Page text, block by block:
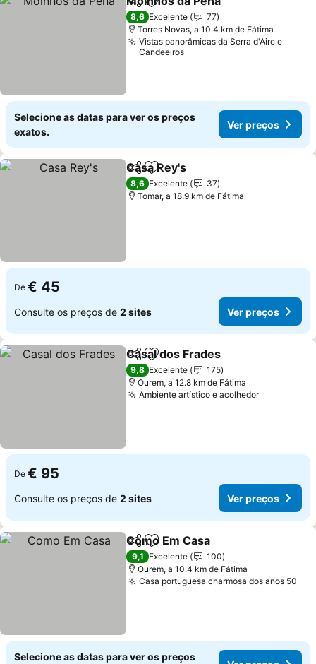
PartilharAdicionar aos favoritos
8,6 Excelente
77
Torres Novas, a 10.4 km de Fátima
Vistas panorâmicas da Serra d'Aire e
Candeeiros
Selecione as datas para ver os preços
exatos.
Ver preços
PartilharAdicionar aos favoritos
Casa Rey's
8,6 Excelente
37
Tomar, a 18.9 km de Fátima
De € 45
Consulte os preços de 2 sites Ver preços
PartilharAdicionar aos favoritos
Casal dos Frades
9,8 Excelente
175
Ourem, a 12.8 km de Fátima
Ambiente artístico e acolhedorVer preços
De € 95
Consulte os preços de 2 sites Ver preços
PartilharAdicionar aos favoritos
Como Em Casa
9,1 Excelente
100
Ourem, a 10.4 km de Fátima
Casa portuguesa charmosa dos anos 50
Selecione as datas para ver os preços